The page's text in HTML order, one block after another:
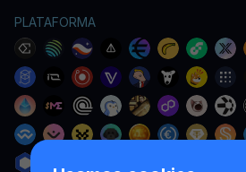
PLATAFORMA